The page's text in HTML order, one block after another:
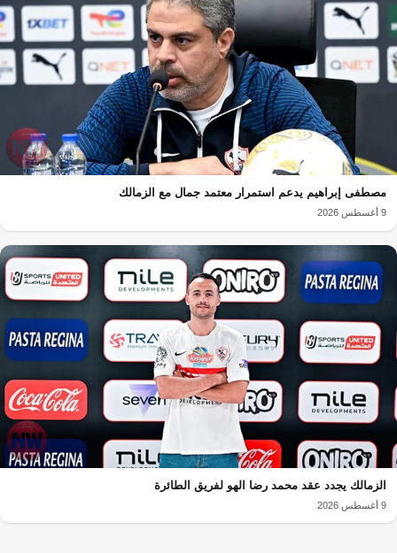
مصطفى إبراهيم يدعم استمرار معتمد جمال مع الزمالك
9 أغسطس 2026
الزمالك يجدد عقد محمد رضا الهو لفريق الطائرة
9 أغسطس 2026